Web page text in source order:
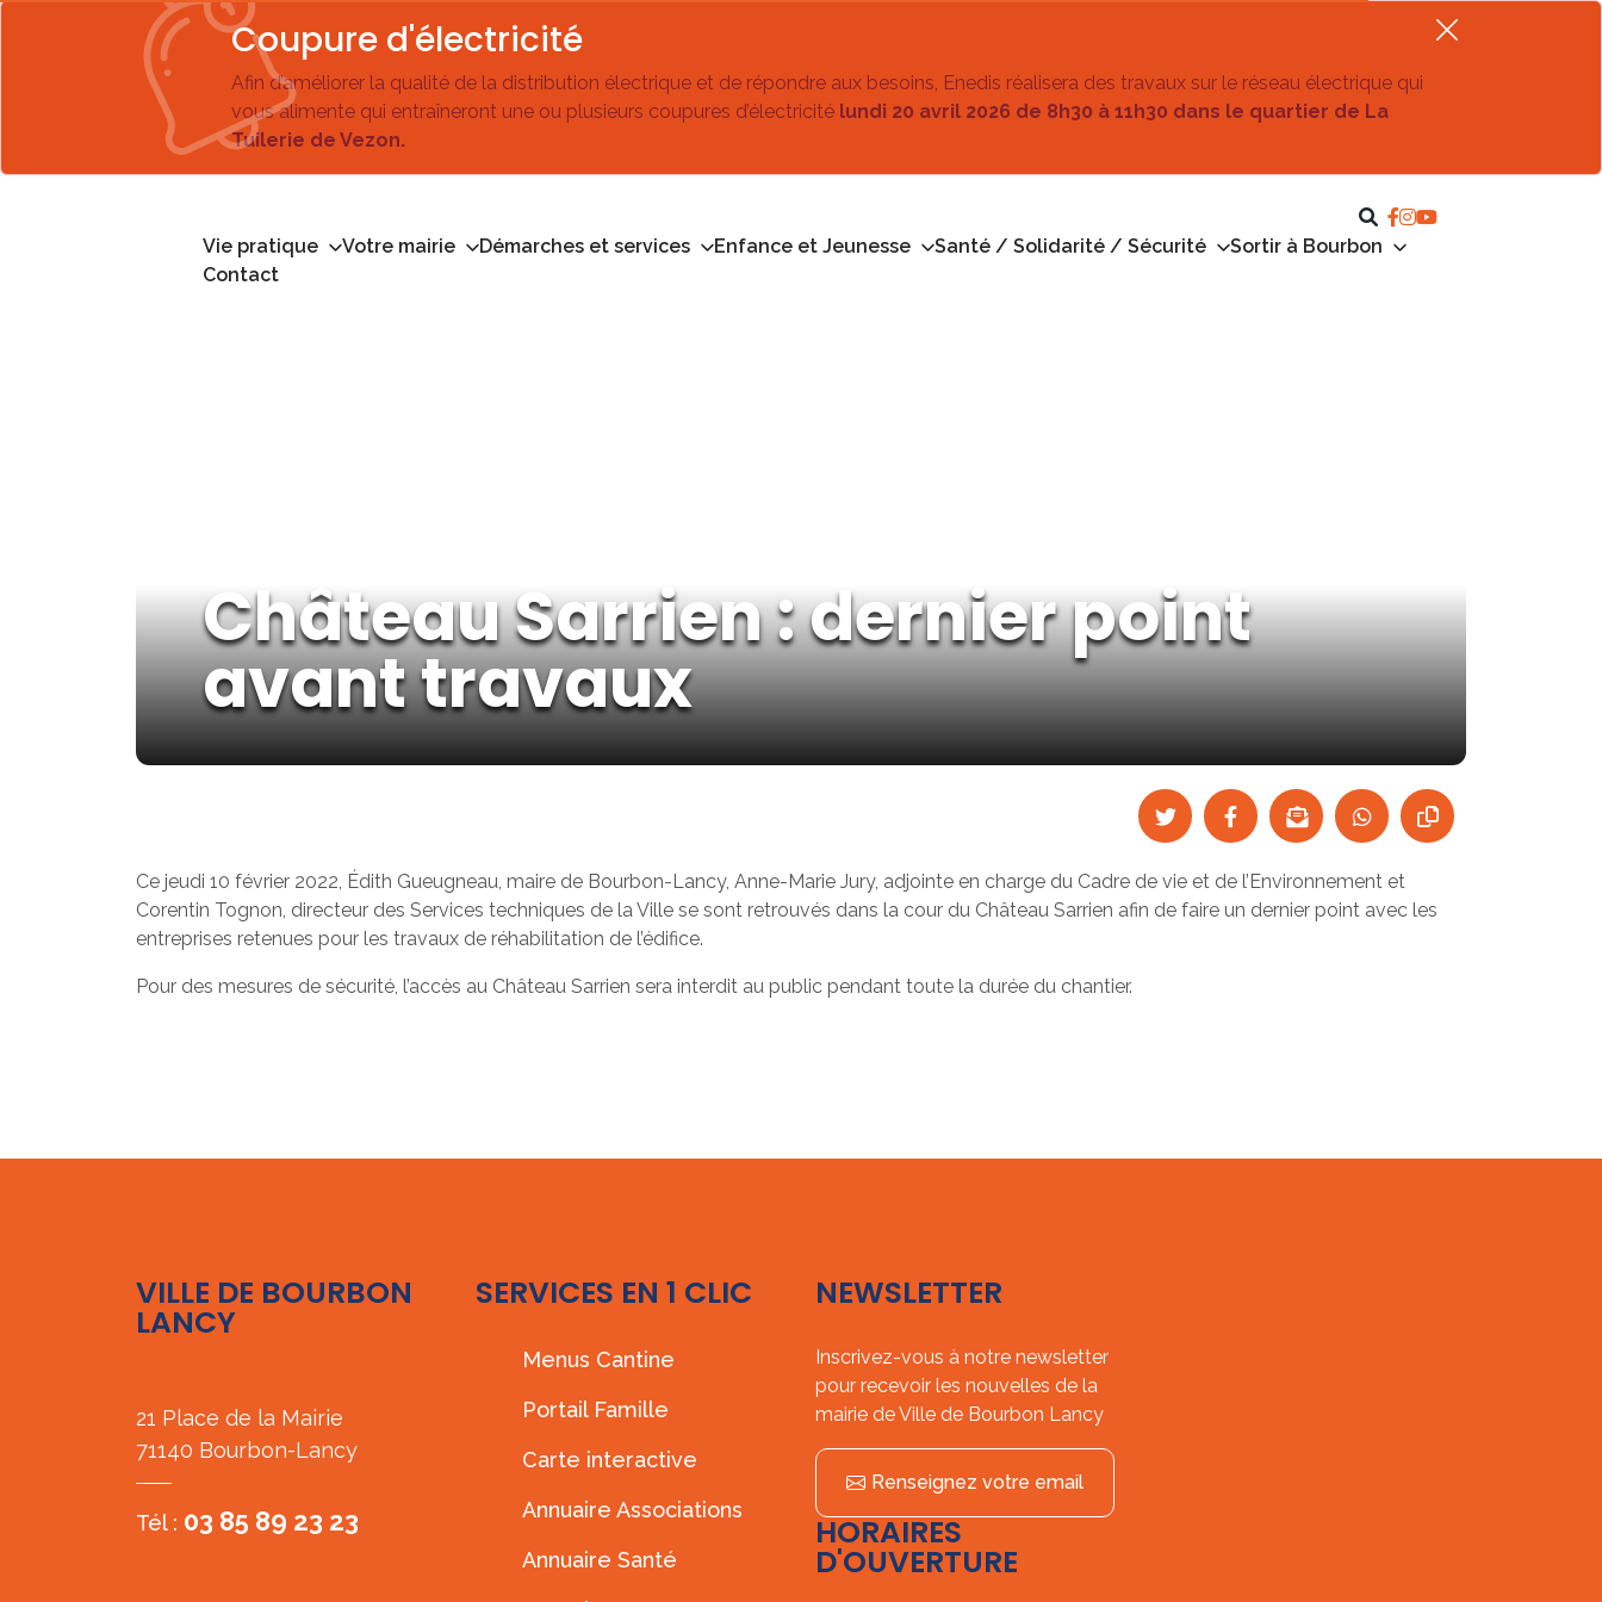
Coupure d'électricité
Afin d’améliorer la qualité de la distribution électrique et de répondre aux besoins, Enedis réalisera des travaux sur le réseau électrique qui
vous alimente qui entraîneront une ou plusieurs coupures d’électricité lundi 20 avril 2026 de 8h30 à 11h30 dans le quartier de La
Tuilerie de Vezon.
Vie pratique Votre mairie Démarches et services Enfance et Jeunesse Santé / Solidarité / Sécurité
Sortir à Bourbon
Contact
Château Sarrien : dernier point
avant travaux
Ce jeudi 10 février 2022, Édith Gueugneau, maire de Bourbon-Lancy, Anne-Marie Jury, adjointe en charge du Cadre de vie et de l’Environnement et
Corentin Tognon, directeur des Services techniques de la Ville se sont retrouvés dans la cour du Château Sarrien afin de faire un dernier point avec les
entreprises retenues pour les travaux de réhabilitation de l’édifice.
Pour des mesures de sécurité, l’accès au Château Sarrien sera interdit au public pendant toute la durée du chantier.
VILLE DE BOURBON
LANCY
21 Place de la Mairie
71140 Bourbon-Lancy
Tél : 03 85 89 23 23
SERVICES EN 1 CLIC
Menus Cantine
Portail Famille
Carte interactive
Annuaire Associations
Annuaire Santé
NEWSLETTER
Inscrivez-vous à notre newsletter
pour recevoir les nouvelles de la
mairie de Ville de Bourbon Lancy
Renseignez votre email
HORAIRES
D'OUVERTURE